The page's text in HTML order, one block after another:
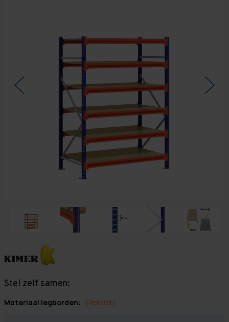
Stel zelf samen:
Materiaal legborden: (Vereist)